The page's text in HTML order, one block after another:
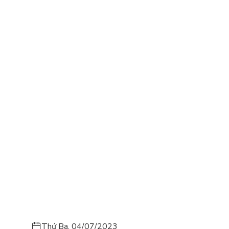
Thứ Ba, 04/07/2023